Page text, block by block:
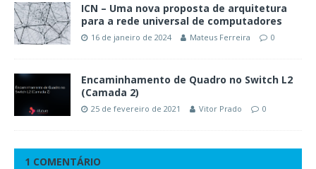
ICN – Uma nova proposta de arquitetura
para a rede universal de computadores
16 de janeiro de 2024 Mateus Ferreira 0
Encaminhamento de Quadro no Switch L2
(Camada 2)
25 de fevereiro de 2021 Vitor Prado 0
1 COMENTÁRIO